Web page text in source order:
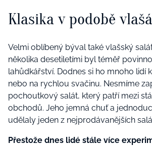
Klasika v podobě
Velmi oblíbený býval také vlašský
několika desetiletími byl téměř
lahůdkářství. Dodnes si ho mnoho lidí
nebo na rychlou svačinu. Nesmíme
pochoutkový salát, který patří mezi
obchodů. Jeho jemná chuť a
udělaly jeden z nejprodávanějších
Přestože dnes lidé stále více